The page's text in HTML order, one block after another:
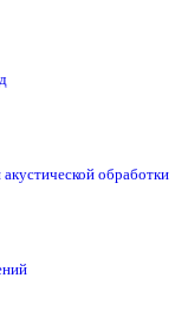
акустической обработки
HP-NEF11B